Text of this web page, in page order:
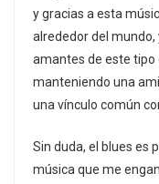
y gracias a esta
alrededor del
amantes de este tipo
manteniendo una
una vínculo común
Sin duda, el blues es
música que me